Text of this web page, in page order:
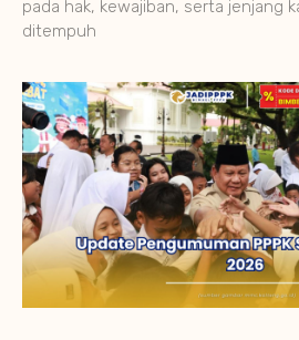
pada hak, kewajiban, serta jenjang
ditempuh